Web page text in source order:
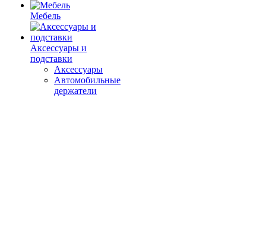
Мебель
Аксессуары и
подставки
Аксессуары
Автомобильные
держатели